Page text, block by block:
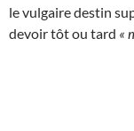
le vulgaire destin
devoir tôt ou tard «